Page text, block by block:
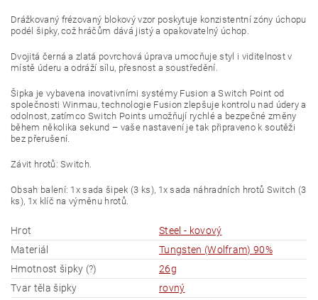
Drážkovaný frézovaný blokový vzor poskytuje konzistentní zóny úchopu
podél šipky, což hráčům dává jistý a opakovatelný úchop.
Dvojitá černá a zlatá povrchová úprava umocňuje styl i viditelnost v
místě úderu a odráží sílu, přesnost a soustředění.
Šipka je vybavena inovativními systémy Fusion a Switch Point od
společnosti Winmau, technologie Fusion zlepšuje kontrolu nad údery a
odolnost, zatímco Switch Points umožňují rychlé a bezpečné změny
během několika sekund – vaše nastavení je tak připraveno k soutěži
bez přerušení.
Závit hrotů: Switch.
Obsah balení: 1x sada šipek (3 ks), 1x sada náhradních hrotů Switch (3
ks), 1x klíč na výměnu hrotů.
Hrot
Steel - kovový
Materiál
Tungsten (Wolfram) 90%
Hmotnost šipky (?)
26g
Tvar těla šipky
rovný